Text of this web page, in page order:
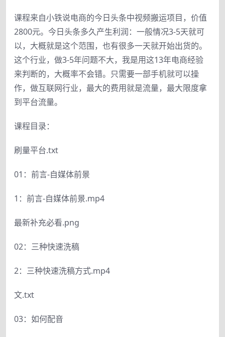
课程来自小铁说电商的今日头条中视频搬运项目，价值
2800元。今日头条多久产生利润：一般情况3-5天就可
以，大概就是这个范围，也有很多一天就开始出货的。
这个行业，做3-5年问题不大，我是用这13年电商经验
来判断的，大概率不会错。只需要一部手机就可以操
作，做互联网行业，最大的费用就是流量，最大限度拿
到平台流量。
课程目录：
刷量平台.txt
01：前言-自媒体前景
1：前言-自媒体前景.mp4
最新补充必看.png
02：三种快速洗稿
2：三种快速洗稿方式.mp4
文.txt
03：如何配音